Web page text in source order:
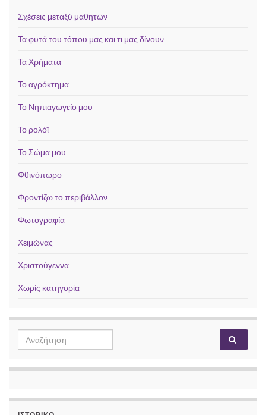
Σχέσεις μεταξύ μαθητών
Τα φυτά του τόπου μας και τι μας δίνουν
Τα Χρήματα
Το αγρόκτημα
Το Νηπιαγωγείο μου
Το ρολόϊ
Το Σώμα μου
Φθινόπωρο
Φροντίζω το περιβάλλον
Φωτογραφία
Χειμώνας
Χριστούγεννα
Χωρίς κατηγορία
Search for: